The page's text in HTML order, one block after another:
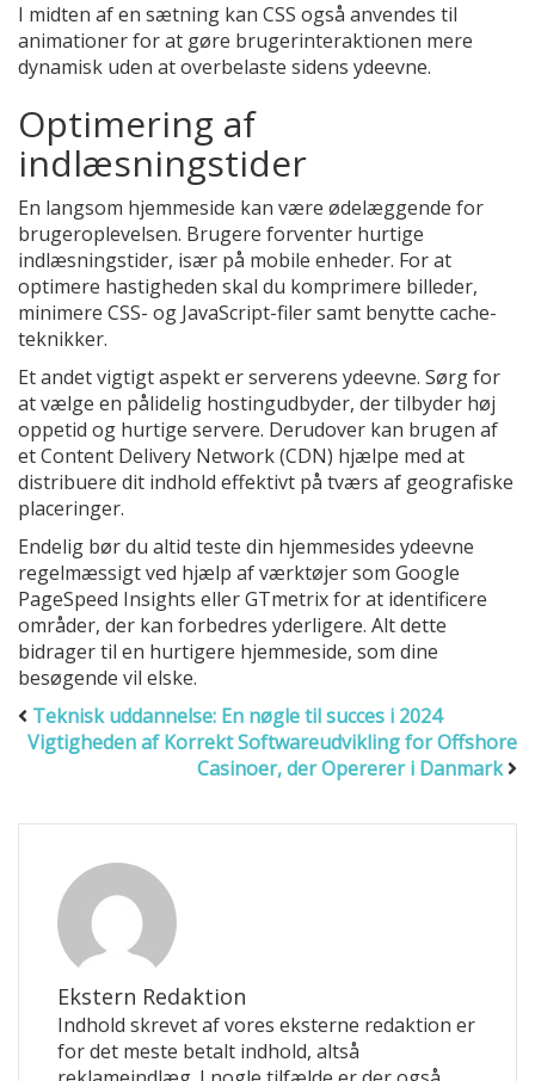
I midten af en sætning kan CSS også anvendes til
animationer for at gøre brugerinteraktionen mere
dynamisk uden at overbelaste sidens ydeevne.
Optimering af
indlæsningstider
En langsom hjemmeside kan være ødelæggende for
brugeroplevelsen. Brugere forventer hurtige
indlæsningstider, især på mobile enheder. For at
optimere hastigheden skal du komprimere billeder,
minimere CSS- og JavaScript-filer samt benytte cache-
teknikker.
Et andet vigtigt aspekt er serverens ydeevne. Sørg for
at vælge en pålidelig hostingudbyder, der tilbyder høj
oppetid og hurtige servere. Derudover kan brugen af
et Content Delivery Network (CDN) hjælpe med at
distribuere dit indhold effektivt på tværs af geografiske
placeringer.
Endelig bør du altid teste din hjemmesides ydeevne
regelmæssigt ved hjælp af værktøjer som Google
PageSpeed Insights eller GTmetrix for at identificere
områder, der kan forbedres yderligere. Alt dette
bidrager til en hurtigere hjemmeside, som dine
besøgende vil elske.
Teknisk uddannelse: En nøgle til succes i 2024
Vigtigheden af Korrekt Softwareudvikling for Offshore
Casinoer, der Opererer i Danmark
Ekstern Redaktion
Indhold skrevet af vores eksterne redaktion er
for det meste betalt indhold, altså